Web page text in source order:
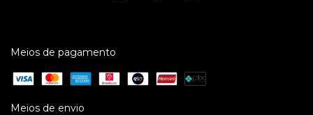
Meios de pagamento
Meios de envio